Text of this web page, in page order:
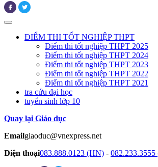
ĐIỂM THI TỐT NGHIỆP THPT
Điểm thi tốt nghiệp THPT 2025
Điểm thi tốt nghiệp THPT 2024
Điểm thi tốt nghiệp THPT 2023
Điểm thi tốt nghiệp THPT 2022
Điểm thi tốt nghiệp THPT 2021
tra cứu đại học
tuyển sinh lớp 10
Quay lại Giáo dục
Emailgiaoduc@vnexpress.net
Điện thoại083.888.0123 (HN) -